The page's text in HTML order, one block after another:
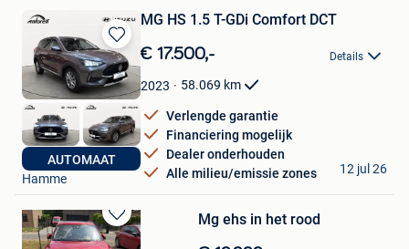
Bewaren
in
Mijn
Favorieten
AUTOMAAT
MG HS 1.5 T-GDi Comfort DCT
€ 17.500,- Details
2023 58.069 km
Verlengde garantie
Financiering mogelijk
Dealer onderhouden
Alle milieu/emissie zones
Autobedrijf Antoreti
Hamme
12 jul 26
Bewaren
in
Mg ehs in het rood